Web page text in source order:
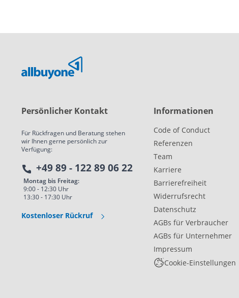
Persönlicher Kontakt
Für Rückfragen und Beratung stehen
wir Ihnen gerne persönlich zur
Verfügung:
+49 89 - 122 89 06 22
Montag bis Freitag:
9:00 - 12:30 Uhr
13:30 - 17:30 Uhr
Kostenloser Rückruf
Informationen
Code of Conduct
Referenzen
Team
Karriere
Barrierefreiheit
Widerrufsrecht
Datenschutz
AGBs für Verbraucher
AGBs für Unternehmer
Impressum
Cookie-Einstellungen